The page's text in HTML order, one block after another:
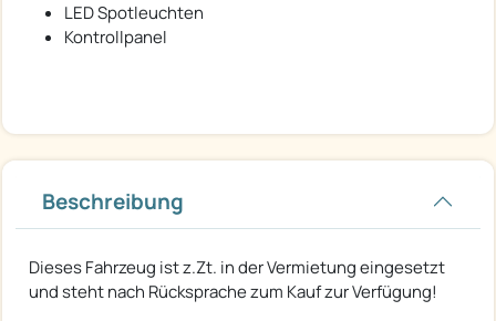
LED Spotleuchten
Kontrollpanel
Beschreibung
Dieses Fahrzeug ist z.Zt. in der Vermietung eingesetzt
und steht nach Rücksprache zum Kauf zur Verfügung!